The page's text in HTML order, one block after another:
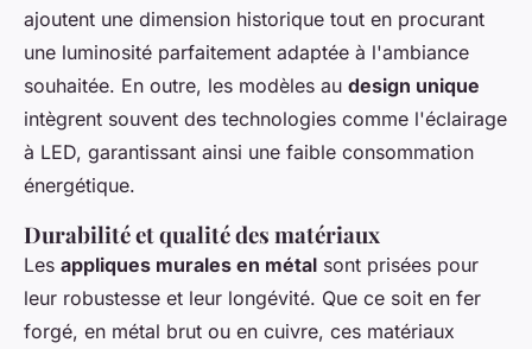
ajoutent une dimension historique tout en procurant
une luminosité parfaitement adaptée à l'ambiance
souhaitée. En outre, les modèles au design unique
intègrent souvent des technologies comme l'éclairage
à LED, garantissant ainsi une faible consommation
énergétique.
Durabilité et qualité des matériaux
Les appliques murales en métal sont prisées pour
leur robustesse et leur longévité. Que ce soit en fer
forgé, en métal brut ou en cuivre, ces matériaux